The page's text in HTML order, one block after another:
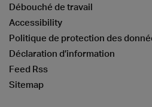
Débouché de travail
Accessibility
Politique de protection des
Déclaration d’information
Feed Rss
Sitemap